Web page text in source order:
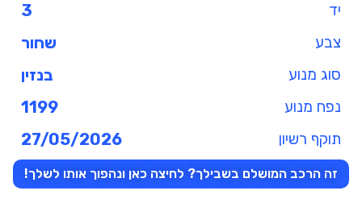
יד 3
צבע שחור
סוג מנוע בנזין
נפח מנוע 1199
תוקף רשיון 27/05/2026
זה הרכב המושלם בשבילך? לחיצה כאן ונהפוך אותו לשלך!